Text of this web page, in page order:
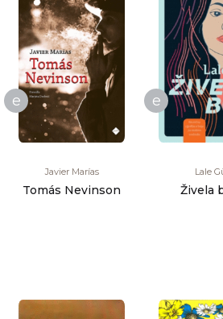
e
Javier Marías
Tomás Nevinson
e
Lale
Živela